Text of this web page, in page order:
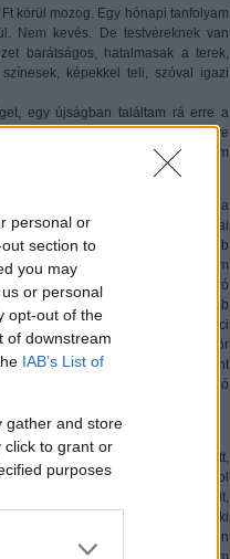
personal or
section to
you may
or personal
opt-out of the
of downstream
IAB’s List of
gather and store
click to grant or
purposes
körül mozog. Egy hónapi tanfolyam
Nem kevés. De testvéreknek van
barátságos, hatalmasak a terek,
képekkel teli, szóval igazi
egy újságban találtam rá erre a
és bevallom, az áraktól eltekintve
szívott be minden zenét, két-három
erről majd máskor...) Úgy éreztem, a
zeneszóra hajlandó, mind a mai
számlát is adnak, így legalább
igen későn, de szerencsére nem
nem hamarabb, mert nekem az apró
nem igazán tetszik, inkább
a gyűrődést, meg a vírus-baci
Meg nem bánnám, ha először
de a szakemberek másként
a születésüktől két nyelvet halló
lány angol nyelvi táborba utazott,
a tudással és az 5 éves angol
a helyét. Szerencsére nem így volt,
tanultak. Ellenben neki
lazán, mert a tanórákon